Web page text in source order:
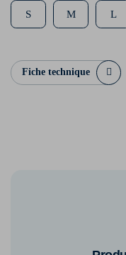
S M L
Fiche technique